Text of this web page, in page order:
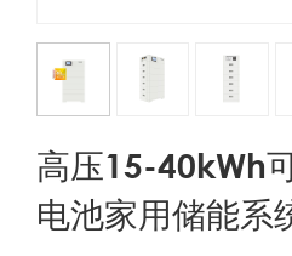
高压15-40kWh
电池家用储能系